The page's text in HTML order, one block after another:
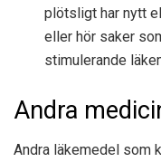
plötsligt har nytt
eller hör saker
stimulerande
Andra
Andra läkemedel som